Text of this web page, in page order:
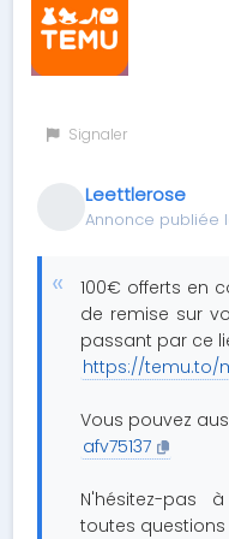
Signaler
Leettlerose
Annonce publiée
100€ offerts en
de remise sur
passant par ce
https://temu.to/
Vous pouvez
afv75137
N'hésitez-pas
toutes questions